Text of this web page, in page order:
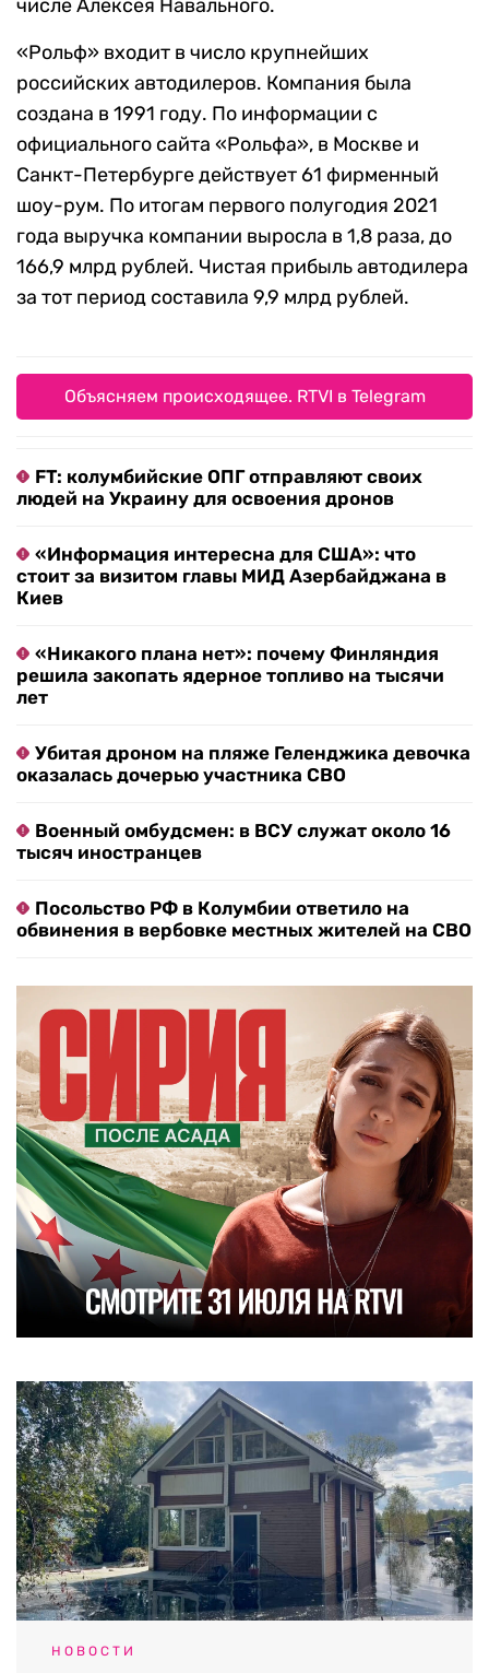
числе Алексея Навального.
«Рольф» входит в число крупнейших
российских автодилеров. Компания была
создана в 1991 году. По информации с
официального сайта «Рольфа», в Москве и
Санкт-Петербурге действует 61 фирменный
шоу-рум. По итогам первого полугодия 2021
года выручка компании выросла в 1,8 раза, до
166,9 млрд рублей. Чистая прибыль автодилера
за тот период составила 9,9 млрд рублей.
Объясняем происходящее. RTVI в Telegram
FT: колумбийские ОПГ отправляют своих
людей на Украину для освоения дронов
«Информация интересна для США»: что
стоит за визитом главы МИД Азербайджана в
Киев
«Никакого плана нет»: почему Финляндия
решила закопать ядерное топливо на тысячи
лет
Убитая дроном на пляже Геленджика девочка
оказалась дочерью участника СВО
Военный омбудсмен: в ВСУ служат около 16
тысяч иностранцев
Посольство РФ в Колумбии ответило на
обвинения в вербовке местных жителей на СВО
НОВОСТИ